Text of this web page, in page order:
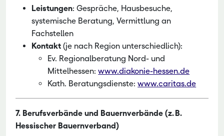
Leistungen: Gespräche, Hausbesuche,
systemische Beratung, Vermittlung an
Fachstellen
Kontakt (je nach Region unterschiedlich):
Ev. Regionalberatung Nord- und
Mittelhessen:www.diakonie-hessen.de
Kath. Beratungsdienste:www.caritas.de
7. Berufsverbände und Bauernverbände (z. B.
Hessischer Bauernverband)